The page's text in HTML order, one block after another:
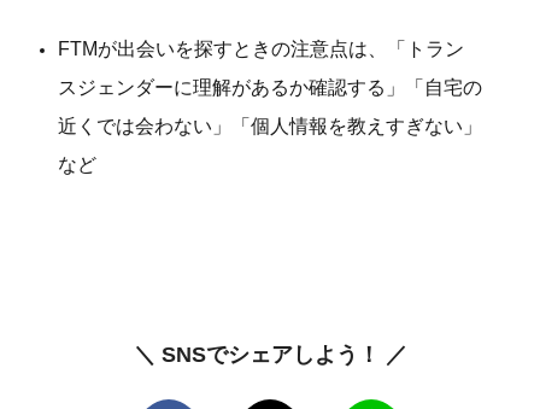
FTMが出会いを探すときの注意点は、「トラン
スジェンダーに理解があるか確認する」「自宅の
近くでは会わない」「個人情報を教えすぎない」
など
＼ SNSでシェアしよう！ ／